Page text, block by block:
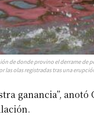
de donde provino el derrame de
las olas registradas tras una
ganancia”,